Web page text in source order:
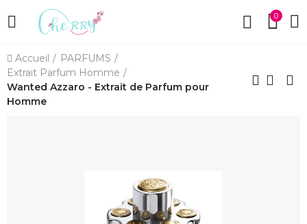
0
Accueil
PARFUMS
Extrait Parfum Homme
Wanted Azzaro - Extrait de Parfum pour
Homme